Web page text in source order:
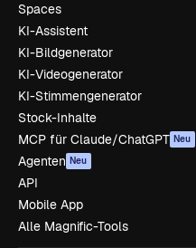
Spaces
KI-Assistent
KI-Bildgenerator
KI-Videogenerator
KI-Stimmengenerator
Stock-Inhalte
MCP für Claude/ChatGPT Neu
Agenten Neu
API
Mobile App
Alle Magnific-Tools